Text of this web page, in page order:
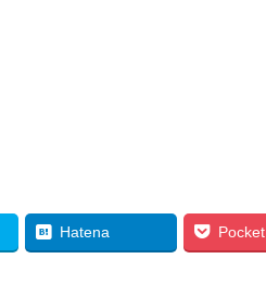
Hatena Pocket